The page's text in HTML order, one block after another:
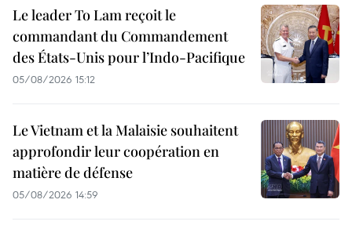
Le leader To Lam reçoit le
commandant du Commandement
des États-Unis pour l’Indo-Pacifique
05/08/2026 15:12
Le Vietnam et la Malaisie souhaitent
approfondir leur coopération en
matière de défense
05/08/2026 14:59